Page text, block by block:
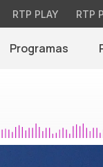
RTP PLAY RTP
Programas